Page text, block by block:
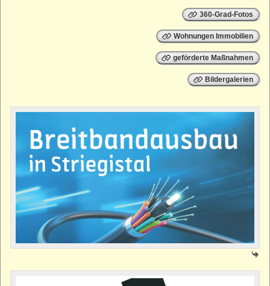
360-Grad-Fotos
Wohnungen Immobilien
geförderte Maßnahmen
Bildergalerien